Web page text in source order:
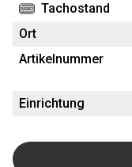
Tachostand
Ort
Artikelnummer
Einrichtung